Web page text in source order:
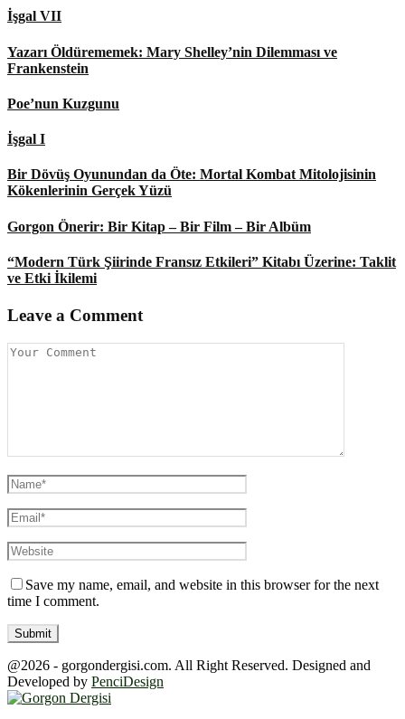
İşgal VII
Yazarı Öldürememek: Mary Shelley’nin Dilemması ve
Frankenstein
Poe’nun Kuzgunu
İşgal I
Bir Dövüş Oyunundan da Öte: Mortal Kombat Mitolojisinin
Kökenlerinin Gerçek Yüzü
Gorgon Önerir: Bir Kitap – Bir Film – Bir Albüm
“Modern Türk Şiirinde Fransız Etkileri” Kitabı Üzerine: Taklit
ve Etki İkilemi
Leave a Comment
Save my name, email, and website in this browser for the next
time I comment.
@2026 - gorgondergisi.com. All Right Reserved. Designed and
Developed by PenciDesign